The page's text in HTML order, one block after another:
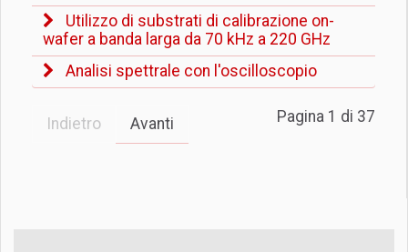
Utilizzo di substrati di calibrazione on-
wafer a banda larga da 70 kHz a 220 GHz
Analisi spettrale con l'oscilloscopio
Pagina 1 di 37
Indietro Avanti